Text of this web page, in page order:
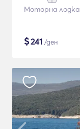
Моторна лодка
$241 /ден